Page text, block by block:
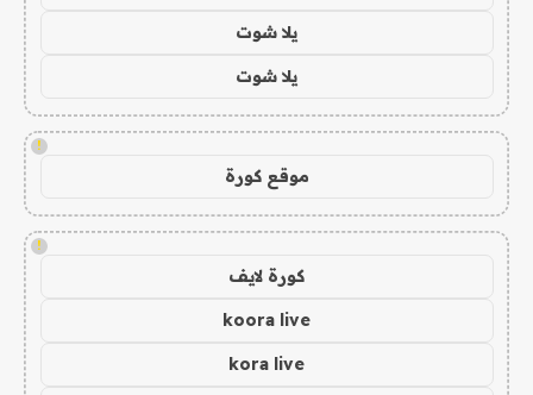
يلا شوت
يلا شوت
!
موقع كورة
!
كورة لايف
koora live
kora live